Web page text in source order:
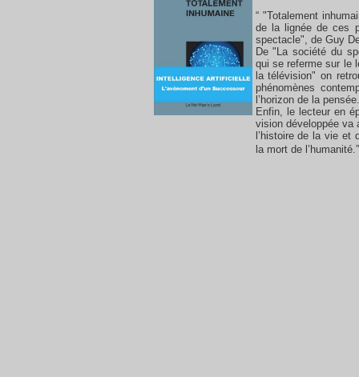
“ "Totalement
de la lignée de ces
spectacle", de Guy
De "La société du
qui se referme sur le
la télévision" on
phénomènes
l’horizon de la pensée.
Enfin, le lecteur en
vision développée va
l’histoire de la vie et
la mort de l’humanité.”